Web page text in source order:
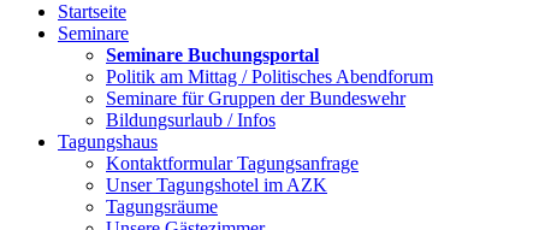
Startseite
Seminare
Seminare Buchungsportal
Politik am Mittag / Politisches Abendforum
Seminare für Gruppen der Bundeswehr
Bildungsurlaub / Infos
Tagungshaus
Kontaktformular Tagungsanfrage
Unser Tagungshotel im AZK
Tagungsräume